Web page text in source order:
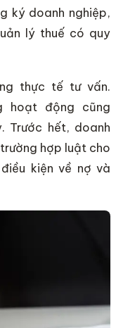
ký doanh nghiệp,
lý thuế có quy
thực tế tư vấn.
hoạt động cũng
Trước hết, doanh
hợp luật cho
kiện về nợ và